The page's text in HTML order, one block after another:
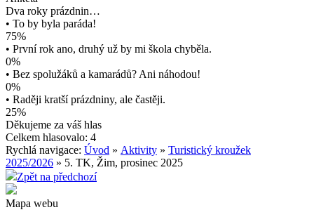
Dva roky prázdnin…
• To by byla paráda!
75%
• První rok ano, druhý už by mi škola chyběla.
0%
• Bez spolužáků a kamarádů? Ani náhodou!
0%
• Raději kratší prázdniny, ale častěji.
25%
Děkujeme za váš hlas
Celkem hlasovalo: 4
Rychlá navigace: Úvod » Aktivity » Turistický kroužek
2025/2026 » 5. TK, Žim, prosinec 2025
Zpět na předchozí
Mapa webu